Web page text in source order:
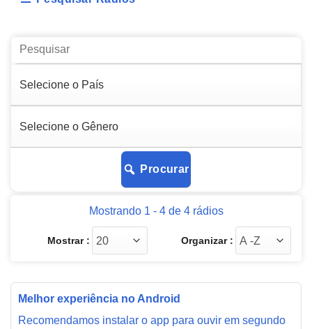
Procurar
Mostrando 1 - 4 de 4 rádios
Mostrar : Organizar :
Melhor experiência no Android
Recomendamos instalar o app para ouvir em segundo